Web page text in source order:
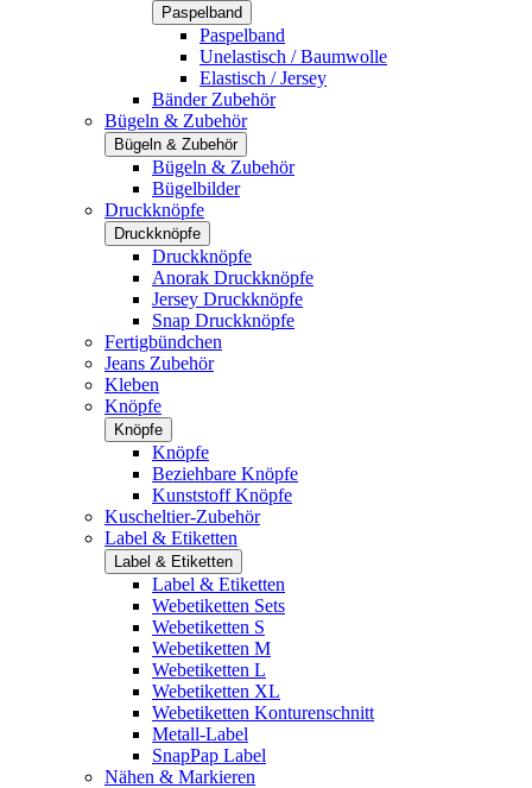
Paspelband
Paspelband
Unelastisch / Baumwolle
Elastisch / Jersey
Bänder Zubehör
Bügeln & Zubehör
Bügeln & Zubehör
Bügeln & Zubehör
Bügelbilder
Druckknöpfe
Druckknöpfe
Druckknöpfe
Anorak Druckknöpfe
Jersey Druckknöpfe
Snap Druckknöpfe
Fertigbündchen
Jeans Zubehör
Kleben
Knöpfe
Knöpfe
Knöpfe
Beziehbare Knöpfe
Kunststoff Knöpfe
Kuscheltier-Zubehör
Label & Etiketten
Label & Etiketten
Label & Etiketten
Webetiketten Sets
Webetiketten S
Webetiketten M
Webetiketten L
Webetiketten XL
Webetiketten Konturenschnitt
Metall-Label
SnapPap Label
Nähen & Markieren